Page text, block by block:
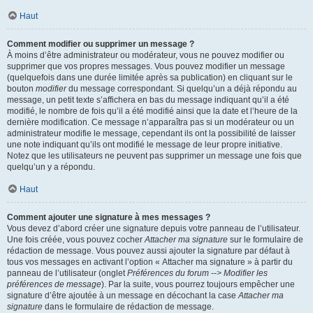
Haut
Comment modifier ou supprimer un message ?
À moins d’être administrateur ou modérateur, vous ne pouvez modifier ou
supprimer que vos propres messages. Vous pouvez modifier un message
(quelquefois dans une durée limitée après sa publication) en cliquant sur le
bouton modifierdu message correspondant. Si quelqu’un a déjà répondu au
message, un petit texte s’affichera en bas du message indiquant qu’il a été
modifié, le nombre de fois qu’il a été modifié ainsi que la date et l’heure de la
dernière modification. Ce message n’apparaîtra pas si un modérateur ou un
administrateur modifie le message, cependant ils ont la possibilité de laisser
une note indiquant qu’ils ont modifié le message de leur propre initiative.
Notez que les utilisateurs ne peuvent pas supprimer un message une fois que
quelqu’un y a répondu.
Haut
Comment ajouter une signature à mes messages ?
Vous devez d’abord créer une signature depuis votre panneau de l’utilisateur.
Une fois créée, vous pouvez cocherAttacher ma signature sur le formulaire de
rédaction de message. Vous pouvez aussi ajouter la signature par défaut à
tous vos messages en activant l’option « Attacher ma signature » à partir du
panneau de l’utilisateur (ongletPréférences du forum --> Modifier les
préférences de message). Par la suite, vous pourrez toujours empêcher une
signature d’être ajoutée à un message en décochant la caseAttacher ma
signature dans le formulaire de rédaction de message.